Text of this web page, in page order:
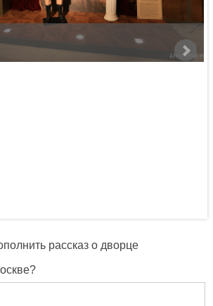
рассказ о дворце